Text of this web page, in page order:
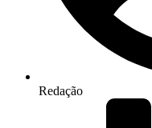
Redação